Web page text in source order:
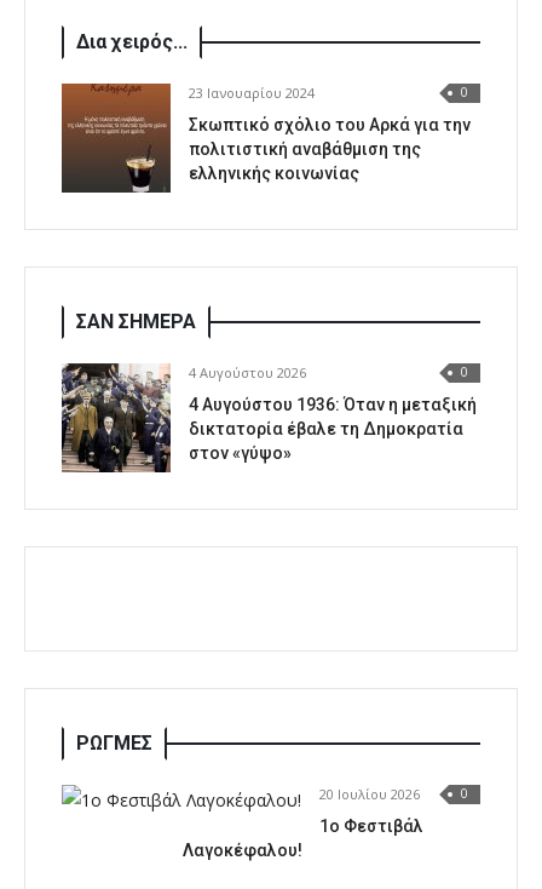
Δια χειρός...
23 Ιανουαρίου 2024 0
Σκωπτικό σχόλιο του Αρκά για την
πολιτιστική αναβάθμιση της
ελληνικής κοινωνίας
ΣΑΝ ΣΗΜΕΡΑ
4 Αυγούστου 2026 0
4 Αυγούστου 1936: Όταν η μεταξική
δικτατορία έβαλε τη Δημοκρατία
στον «γύψο»
ΡΩΓΜΕΣ
20 Ιουλίου 2026 0
1o Φεστιβάλ
Λαγοκέφαλου!